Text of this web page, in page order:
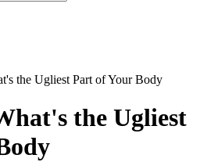
the Ugliest Part of Your Body
the Ugliest